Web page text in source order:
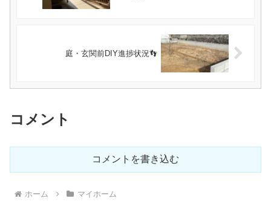
庭・玄関前DIY進捗状況👣
コメント
コメントを書き込む
ホーム マイホーム